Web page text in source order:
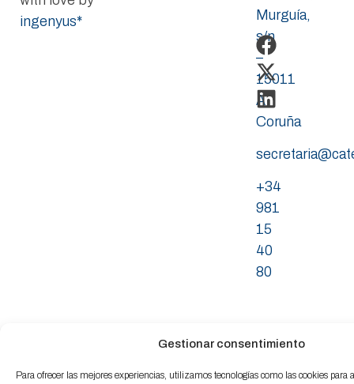
Gestionar consentimiento
Para ofrecer las mejores experiencias, utilizamos tecnologías como las cookies para
Murguía,
s/n
–
15011
A
Coruña
+34
981
15
40
80
ingenyus*